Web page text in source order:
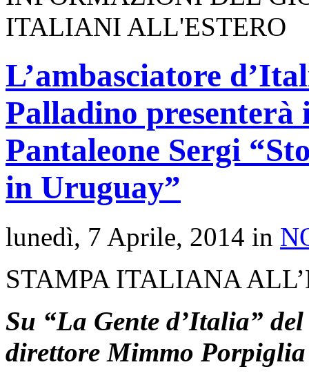
ITALIANI ALL'ESTERO
L’ambasciatore
Palladino
Pantaleone Sergi
in Uruguay”
lunedì, 7 Aprile, 2014 in
STAMPA ITALIANA
Su “La Gente d’Italia”
direttore Mimmo Porpiglia